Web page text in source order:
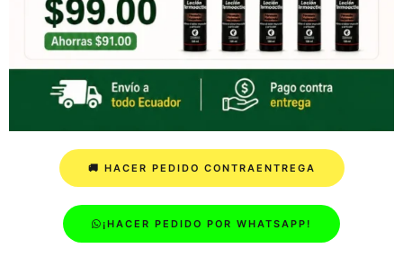
🚚 HACER PEDIDO CONTRAENTREGA
¡HACER PEDIDO POR WHATSAPP!